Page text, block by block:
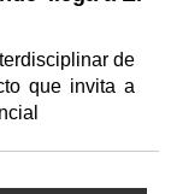
de
que invita a